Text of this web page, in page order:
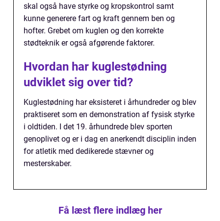
skal også have styrke og kropskontrol samt
kunne generere fart og kraft gennem ben og
hofter. Grebet om kuglen og den korrekte
stødteknik er også afgørende faktorer.
Hvordan har kuglestødning
udviklet sig over tid?
Kuglestødning har eksisteret i århundreder og blev
praktiseret som en demonstration af fysisk styrke
i oldtiden. I det 19. århundrede blev sporten
genoplivet og er i dag en anerkendt disciplin inden
for atletik med dedikerede stævner og
mesterskaber.
Få læst flere indlæg her